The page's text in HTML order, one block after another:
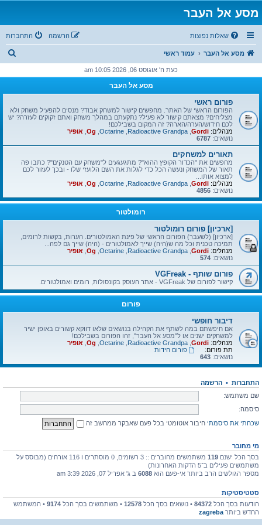
מסע אל העבר
שאלות נפוצות התחברות הרשמה
מסע אל העבר עמוד ראשי
ו
כעת ה' אוגוסט 06, 2026 10:05 am
מסע אל העבר
פורום ראשי
הפורום הראשי של האתר. מחפשים קישור למשחק אבוד? מנסים להפעיל משחק ולא
מצליחים? מצאתם קישור לא פעיל? נתקעתם במהלך משחק ואתם זקוקים לעזרה? יש
לכם חידוש/הערה/הארה? זה המקום בשבילכם!
מנהלים: Gordi
Radioactive Grandpa
Octarine
Og אופיר
נושאים: 6787
תאורים למשחקים
מחפשים את "הכדור הקופץ ההוא"? מתגעגעים ל"משחק עם הטנקים"? כתבו פה
תאור של המשחק ונעשה הכל כדי לגלות את השם הלועזי שלו - ובכך לעזור לכם
למצוא אותו...
מנהלים: Gordi
Radioactive Grandpa
Octarine
Og אופיר
נושאים: 4856
רומולטור
[ארכיון] פורום רומולטור
[ארכיון] (לשעבר) הפורום הראשי של פינת האמולטורים. הערות, בקשות לרומים,
תמיכה טכנית וכל מה ש(היה) שייך לאמולטורים - (היה) שייך גם לפה...
מנהלים: Gordi
Radioactive Grandpa
Octarine
Og אופיר
נושאים: 574
פורום שותף - VGFreak
קישור לפורום של VGFreak - אתר העוסק בקונסולות, רומים ואמולטורים.
פורום
דיבור חופשי
אם חיפשתם במה לשתף את הקהילה בנושאים שלאו דווקא קשורים באופן ישיר
למשחקים ישנים או ל"מסע אל העבר", זהו הפורום בשבילכם!
מנהלים: Gordi
Radioactive Grandpa
Octarine
Og אופיר
תת פורום:
פורום חידות
נושאים: 643
התחברות • הרשמה
שם משתמש:
סיסמה:
שכחתי את סיסמתי חיבור אוטומטי בכל פעם שאבקר ממחשב זה
מי מחובר
בסך הכל ישנם 119
משתמשים מחוברים :: 3 רשומים, 0 מוסתרים ו 116 אורחים (מבוסס על
משתמשים פעילים ב־5 הדקות האחרונות)
מספר הגולשים הרב ביותר אי-פעם הוא 6088 ב ג' אפריל 07, 2026 3:39 am
סטטיסטיקות
הודעות בסך הכל 84372 • נושאים בסך הכל 12578 • משתמשים בסך הכל 9174 • המשתמש
החדש ביותר zagreba